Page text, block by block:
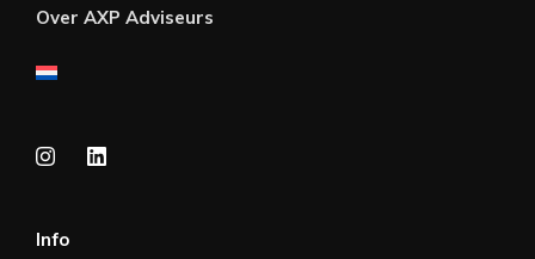
Over AXP Adviseurs
Info